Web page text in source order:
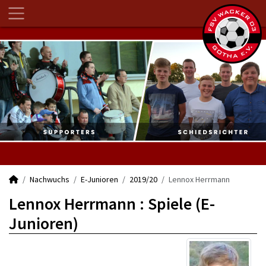
Nachwuchs E-Junioren 2019/20 Lennox Herrmann
Lennox Herrmann : Spiele (E-
Junioren)